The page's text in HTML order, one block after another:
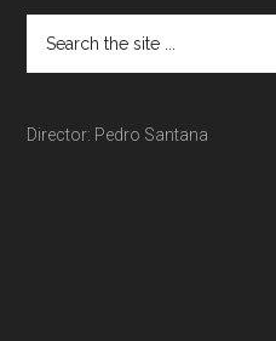
Director: Pedro Santana